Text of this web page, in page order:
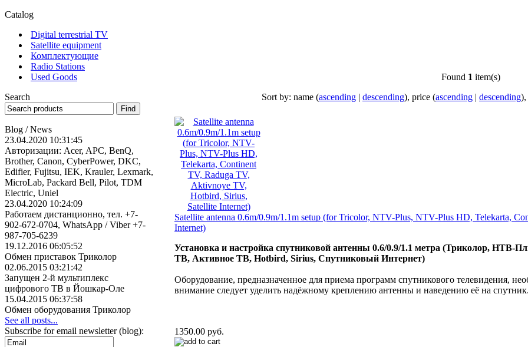
Catalog
Digital terrestrial TV
Satellite equipment
Комплектующие
Radio Stations
Used Goods
Search
Blog / News
23.04.2020 10:31:45
Авторизации: Acer, APC, BenQ,
Brother, Canon, CyberPower, DKC,
Edifier, Fujitsu, IEK, Krauler, Lexmark,
MicroLab, Packard Bell, Pilot, TDM
Electric, Uniel
23.04.2020 10:24:09
Работаем дистанционно, тел. +7-
902-672-0704, WhatsApp / Viber +7-
987-705-6239
19.12.2016 06:05:52
Обмен приставок Триколор
02.06.2015 03:21:42
Запущен 2-й мультиплекс
цифрового ТВ в Йошкар-Оле
15.04.2015 06:37:58
Обмен оборудования Триколор
See all posts...
Subscribe for email newsletter (blog):
Found 1 item(s)
Sort by: name (ascending | descending), price (ascending | descending),
Satellite antenna 0.6m/0.9m/1.1m setup (for Tricolor, NTV-Plus, NTV-Plus HD, Telekarta,
Internet)
Установка и настройка спутниковой антенны 0.6/0.9/1.1 метра (Триколор, НТВ-
ТВ, Активное ТВ, Hotbird, Sirius, Спутниковый Интернет)
Оборудование, предназначенное для приема программ спутникового телевидения,
внимание следует уделить надёжному креплению антенны и наведению её на
1350.00 руб.